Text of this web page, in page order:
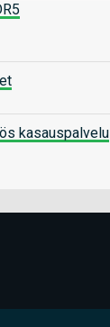
kasauspalvelu